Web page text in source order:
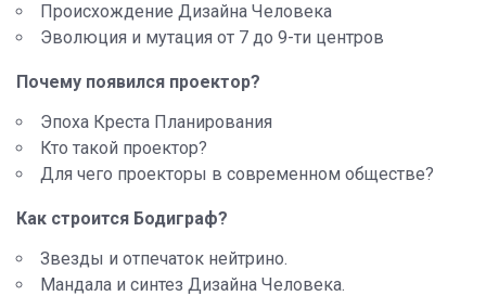
Происхождение Дизайна Человека
Эволюция и мутация от 7 до 9-ти центров
Почему появился проектор?
Эпоха Креста Планирования
Кто такой проектор?
Для чего проекторы в современном обществе?
Как строится Бодиграф?
Звезды и отпечаток нейтрино.
Мандала и синтез Дизайна Человека.